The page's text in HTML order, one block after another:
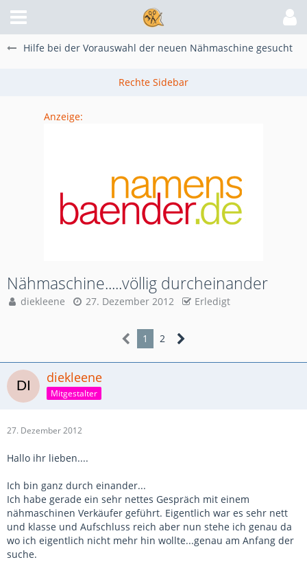
Hilfe bei der Vorauswahl der neuen Nähmaschine gesucht
Anzeige:
Nähmaschine.....völlig durcheinander
diekleene 27. Dezember 2012 Erledigt
1 2
diekleene
Mitgestalter
27. Dezember 2012
Hallo ihr lieben....
Ich bin ganz durch einander...
Ich habe gerade ein sehr nettes Gespräch mit einem
nähmaschinen Verkäufer geführt. Eigentlich war es sehr nett
und klasse und Aufschluss reich aber nun stehe ich genau da
wo ich eigentlich nicht mehr hin wollte...genau am Anfang der
suche.